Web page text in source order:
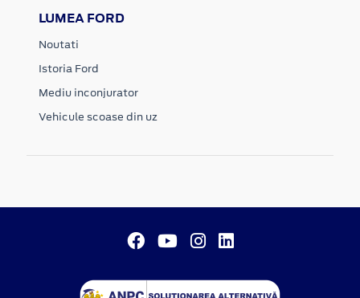
LUMEA FORD
Noutati
Istoria Ford
Mediu inconjurator
Vehicule scoase din uz